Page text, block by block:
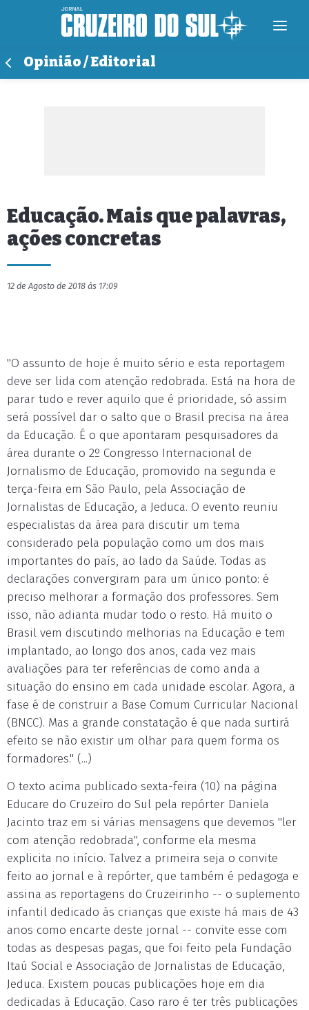
Opinião / Editorial
Educação. Mais que palavras,
ações concretas
12 de Agosto de 2018 às 17:09
"O assunto de hoje é muito sério e esta reportagem
deve ser lida com atenção redobrada. Está na hora de
parar tudo e rever aquilo que é prioridade, só assim
será possível dar o salto que o Brasil precisa na área
da Educação. É o que apontaram pesquisadores da
área durante o 2º Congresso Internacional de
Jornalismo de Educação, promovido na segunda e
terça-feira em São Paulo, pela Associação de
Jornalistas de Educação, a Jeduca. O evento reuniu
especialistas da área para discutir um tema
considerado pela população como um dos mais
importantes do país, ao lado da Saúde. Todas as
declarações convergiram para um único ponto: é
preciso melhorar a formação dos professores. Sem
isso, não adianta mudar todo o resto. Há muito o
Brasil vem discutindo melhorias na Educação e tem
implantado, ao longo dos anos, cada vez mais
avaliações para ter referências de como anda a
situação do ensino em cada unidade escolar. Agora, a
fase é de construir a Base Comum Curricular Nacional
(BNCC). Mas a grande constatação é que nada surtirá
efeito se não existir um olhar para quem forma os
formadores." (...)
O texto acima publicado sexta-feira (10) na página
Educare do Cruzeiro do Sul pela repórter Daniela
Jacinto traz em si várias mensagens que devemos "ler
com atenção redobrada", conforme ela mesma
explicita no início. Talvez a primeira seja o convite
feito ao jornal e à repórter, que também é pedagoga e
assina as reportagens do Cruzeirinho -- o suplemento
infantil dedicado às crianças que existe há mais de 43
anos como encarte deste jornal -- convite esse com
todas as despesas pagas, que foi feito pela Fundação
Itaú Social e Associação de Jornalistas de Educação,
Jeduca. Existem poucas publicações hoje em dia
dedicadas à Educação. Caso raro é ter três publicações